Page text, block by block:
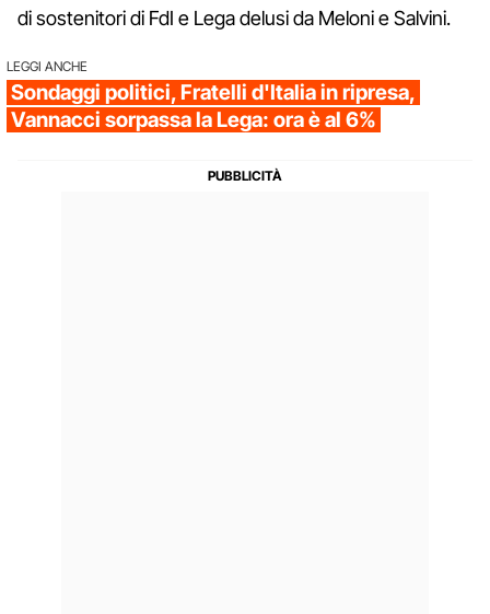
di sostenitori di FdI e Lega delusi da Meloni e Salvini.
LEGGI ANCHE
Sondaggi politici, Fratelli d'Italia in ripresa,
Vannacci sorpassa la Lega: ora è al 6%